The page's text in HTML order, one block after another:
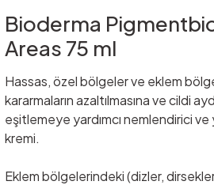
Bioderma
Areas 75 ml
Hassas, özel bölgeler ve eklem
kararmaların azaltılmasına ve cildi
eşitlemeye yardımcı nemlendirici ve
kremi.
Eklem bölgelerindeki (dizler,